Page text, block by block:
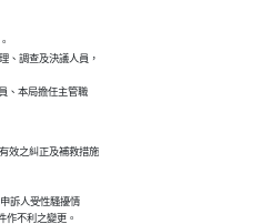
、調查及決議人員，
、本局擔任主管職
效之糾正及補救措施
申訴人受性騷擾情
作不利之變更。